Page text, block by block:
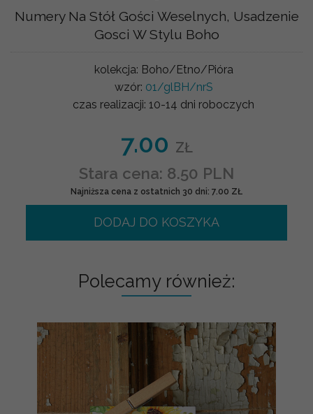
Numery Na Stół Gości Weselnych, Usadzenie
Gosci W Stylu Boho
kolekcja: Boho/Etno/Pióra
wzór: 01/glBH/nrS
czas realizacji: 10-14 dni roboczych
7.00 ZŁ
Stara cena: 8.50 PLN
Najniższa cena z ostatnich 30 dni: 7.00 ZŁ
DODAJ DO KOSZYKA
Polecamy również: